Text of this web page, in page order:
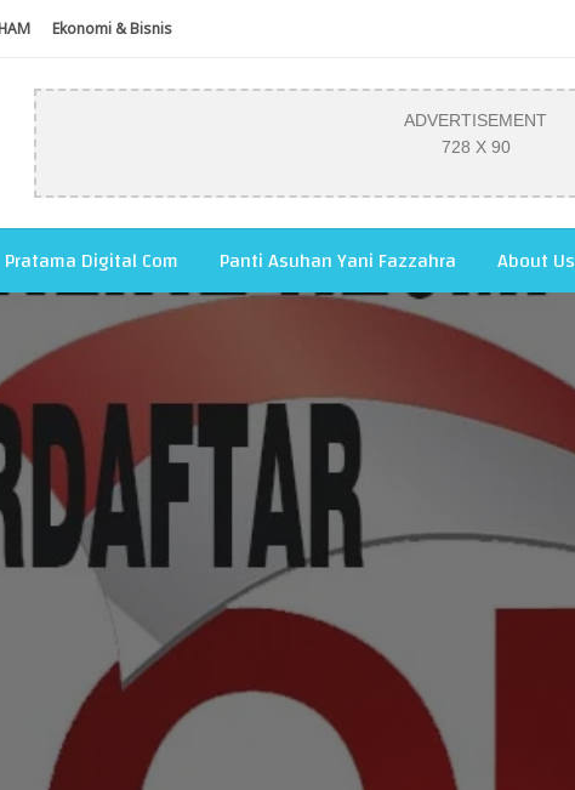
Ekonomi & Bisnis
ADVERTISEMENT
728 X 90
Pratama Digital Com Panti Asuhan Yani Fazzahra About Us